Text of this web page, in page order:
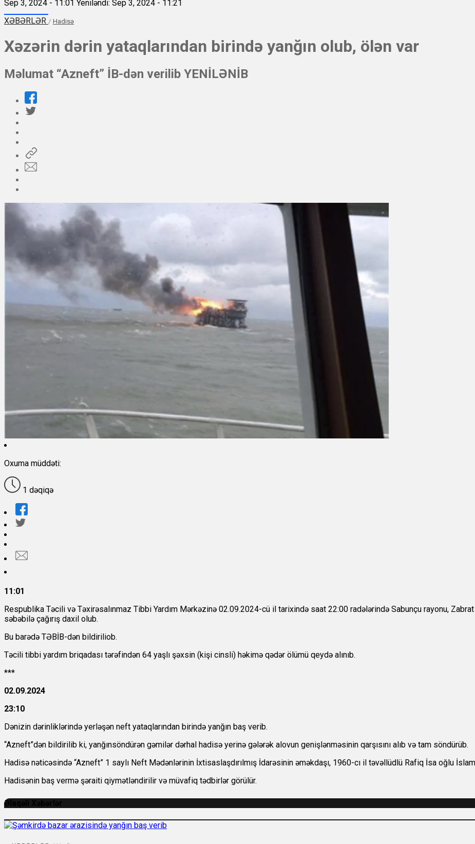
Sep 3, 2024 - 11:01 Yeniləndi: Sep 3, 2024 - 11:21
XƏBƏRLƏR / Hadisə
Xəzərin dərin yataqlarından birində yanğın olub, ölən var
Məlumat “Azneft” İB-dən verilib YENİLƏNİB
Oxuma müddəti:
1 dəqiqə
11:01
Respublika Təcili və Təxirəsalınmaz Tibbi Yardım Mərkəzinə 02.09.2024-cü il tarixində saat 22:00 radələrində Sabunçu rayonu,
səbəbilə çağırış daxil olub.
Bu barədə TƏBİB-dən bildiriliob.
Təcili tibbi yardım briqadası tərəfindən 64 yaşlı şəxsin (kişi cinsli) həkimə qədər ölümü qeydə alınıb.
***
02.09.2024
23:10
Dənizin dərinliklərində yerləşən neft yataqlarından birində yanğın baş verib.
“Azneft”dən bildirilib ki, yanğınsöndürən gəmilər dərhal hadisə yerinə gələrək alovun genişlənməsinin qarşısını alıb və tam söndürüb.
Hadisə nəticəsində “Azneft” 1 saylı Neft Mədənlərinin İxtisaslaşdırılmış İdarəsinin əməkdaşı, 1960-cı il təvəllüdlü Rafiq İsa oğlu
Hadisənin baş vermə şəraiti qiymətləndirilir və müvafiq tədbirlər görülür.
Əlaqəli Xəbərlər